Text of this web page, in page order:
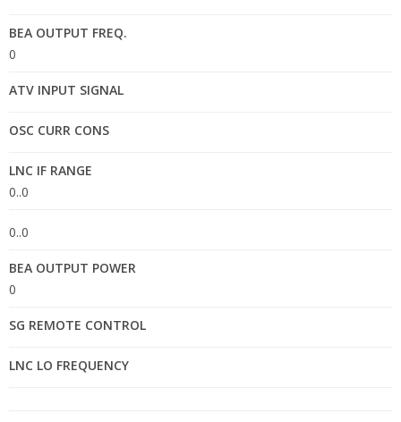
BEA OUTPUT FREQ.
0
ATV INPUT SIGNAL
OSC CURR CONS
LNC IF RANGE
0..0
0..0
BEA OUTPUT POWER
0
SG REMOTE CONTROL
LNC LO FREQUENCY